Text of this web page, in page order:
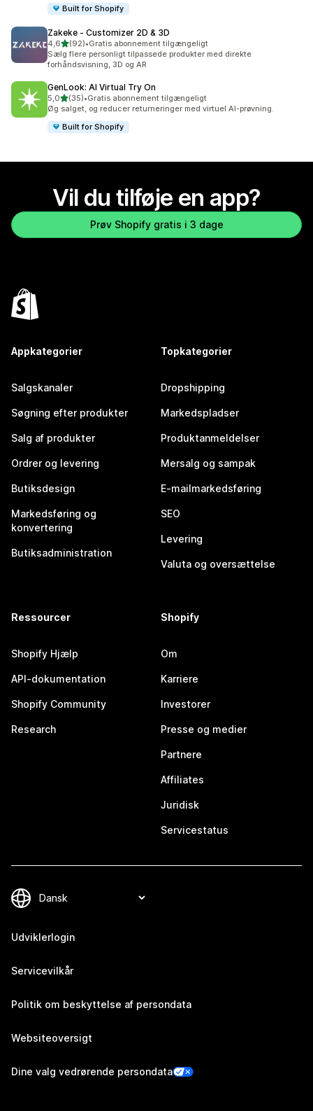
Built for Shopify
Zakeke ‑ Customizer 2D & 3D
4,6ud af 5 stjerner
(92)
92 anmeldelser i alt
•Gratis abonnement tilgængeligt
Sælg flere personligt tilpassede produkter med direkte
forhåndsvisning, 3D og AR
GenLook: AI Virtual Try On
5,0ud af 5 stjerner
(35)
35 anmeldelser i alt
•Gratis abonnement tilgængeligt
Øg salget, og reducer returneringer med virtuel AI-prøvning.
Built for Shopify
Vil du tilføje en app?
Prøv Shopify gratis i 3 dage
Appkategorier
Salgskanaler
Søgning efter produkter
Salg af produkter
Ordrer og levering
Butiksdesign
Markedsføring og
konvertering
Butiksadministration
Topkategorier
Dropshipping
Markedspladser
Produktanmeldelser
Mersalg og sampak
E-mailmarkedsføring
SEO
Levering
Valuta og oversættelse
Ressourcer
Shopify Hjælp
API-dokumentation
Shopify Community
Research
Shopify
Om
Karriere
Investorer
Presse og medier
Partnere
Affiliates
Juridisk
Servicestatus
Udviklerlogin
Servicevilkår
Politik om beskyttelse af persondata
Websiteoversigt
Dine valg vedrørende persondata